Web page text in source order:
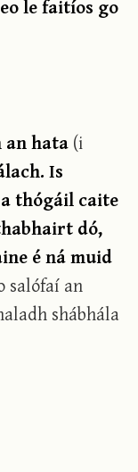
le faitíos go
an hata(i
Is
thógáil caite
dó,
é ná muid
salófaí an
shábhála